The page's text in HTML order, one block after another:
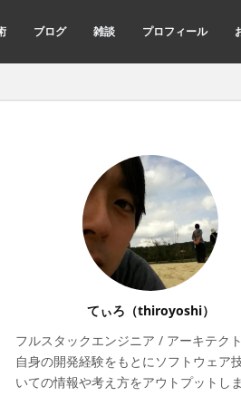
ブログ 雑談 プロフィール
てぃろ（thiroyoshi）
フルスタックエンジニア / アーキテクト
自身の開発経験をもとにソフトウェア
いての情報や考え方をアウトプットしま